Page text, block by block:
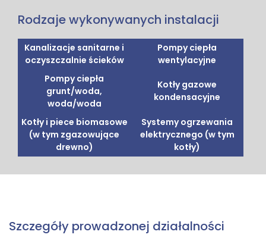
Rodzaje wykonywanych instalacji
Kanalizacje sanitarne i
oczyszczalnie ścieków
Pompy ciepła
wentylacyjne
Pompy ciepła
grunt/woda,
woda/woda
Kotły gazowe
kondensacyjne
Kotły i piece biomasowe
(w tym zgazowujące
drewno)
Systemy ogrzewania
elektrycznego (w tym
kotły)
Szczegóły prowadzonej działalności